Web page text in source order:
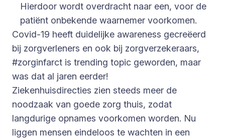
Hierdoor wordt overdracht naar een, voor de
patiënt onbekende waarnemer voorkomen.
Covid-19 heeft duidelijke awareness gecreëerd
bij zorgverleners en ook bij zorgverzekeraars,
#zorginfarct is trending topic geworden, maar
was dat al jaren eerder!
Ziekenhuisdirecties zien steeds meer de
noodzaak van goede zorg thuis, zodat
langdurige opnames voorkomen worden. Nu
liggen mensen eindeloos te wachten in een